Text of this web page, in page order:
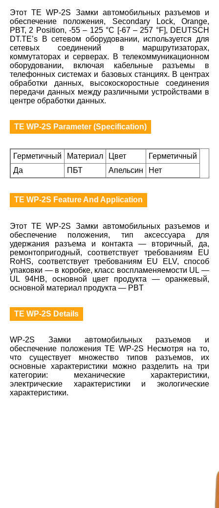
Этот TE WP-2S Замки автомобильных разъемов и
обеспечение положения, Secondary Lock, Orange,
PBT, 2 Position, -55 – 125 °C [-67 – 257 °F], DEUTSCH
DT.TE’s В сетевом оборудовании, используется для
сетевых соединений в маршрутизаторах,
коммутаторах и серверах. В телекоммуникационном
оборудовании, включая кабельные разъемы в
телефонных системах и базовых станциях. В центрах
обработки данных, высокоскоростные соединения
передачи данных между различными устройствами в
центре обработки данных.
TE WP-2S Parameter (Specification)
Герметичный Материал Цвет
Герметичный
Да
ПБТ Апельсин Нет
TE WP-2S Feature And Application
Этот TE WP-2S Замки автомобильных разъемов и
обеспечение положения, тип аксессуара для
удержания разъема и контакта — вторичный, да,
ремонтопригодный, соответствует требованиям EU
RoHS, соответствует требованиям EU ELV, способ
упаковки — в коробке, класс воспламеняемости UL —
UL 94HB, основной цвет продукта — оранжевый,
основной материал продукта — PBT
TE WP-2S Details
WP-2S Замки автомобильных разъемов и
обеспечение положения TE WP-2S Несмотря на то,
что существует множество типов разъемов, их
основные характеристики можно разделить на три
категории: механические характеристики,
электрические характеристики и экологические
характеристики.